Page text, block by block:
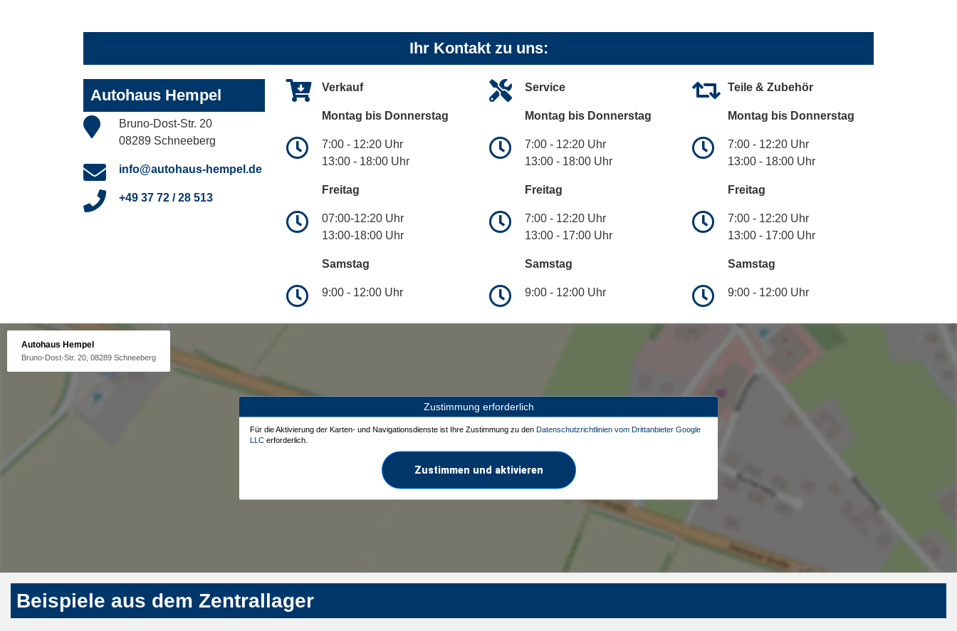
Ihr Kontakt zu uns:
Autohaus Hempel
Bruno-Dost-Str. 20
08289 Schneeberg
info@autohaus-hempel.de
+49 37 72 / 28 513
Verkauf
Montag bis Donnerstag
7:00 - 12:20 Uhr
13:00 - 18:00 Uhr
Freitag
07:00-12:20 Uhr
13:00-18:00 Uhr
Samstag
9:00 - 12:00 Uhr
Service
Montag bis Donnerstag
7:00 - 12:20 Uhr
13:00 - 18:00 Uhr
Freitag
7:00 - 12:20 Uhr
13:00 - 17:00 Uhr
Samstag
9:00 - 12:00 Uhr
Teile & Zubehör
Montag bis Donnerstag
7:00 - 12:20 Uhr
13:00 - 18:00 Uhr
Freitag
7:00 - 12:20 Uhr
13:00 - 17:00 Uhr
Samstag
9:00 - 12:00 Uhr
Autohaus Hempel
Bruno-Dost-Str. 20, 08289 Schneeberg
Zustimmung erforderlich
Für die Aktivierung der Karten- und Navigationsdienste ist Ihre Zustimmung zu den Datenschutzrichtlinien vom Drittanbieter Google
LLC erforderlich.
Zustimmen und aktivieren
Beispiele aus dem Zentrallager